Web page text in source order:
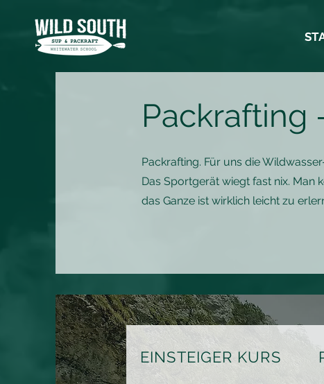
Packrafting
Packrafting. Für uns die
Das Sportgerät wiegt fast nix.
das Ganze ist wirklich leicht zu
EINSTEIGER KURS